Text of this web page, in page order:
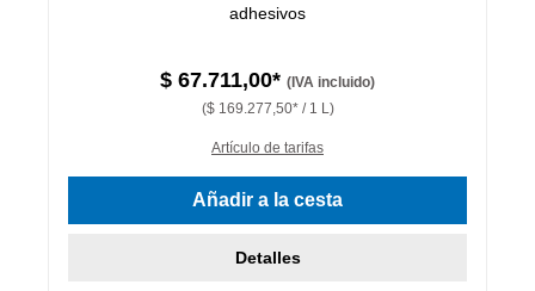
adhesivos
$ 67.711,00* (IVA incluido)
($ 169.277,50* / 1 L)
Artículo de tarifas
Añadir a la cesta
Detalles